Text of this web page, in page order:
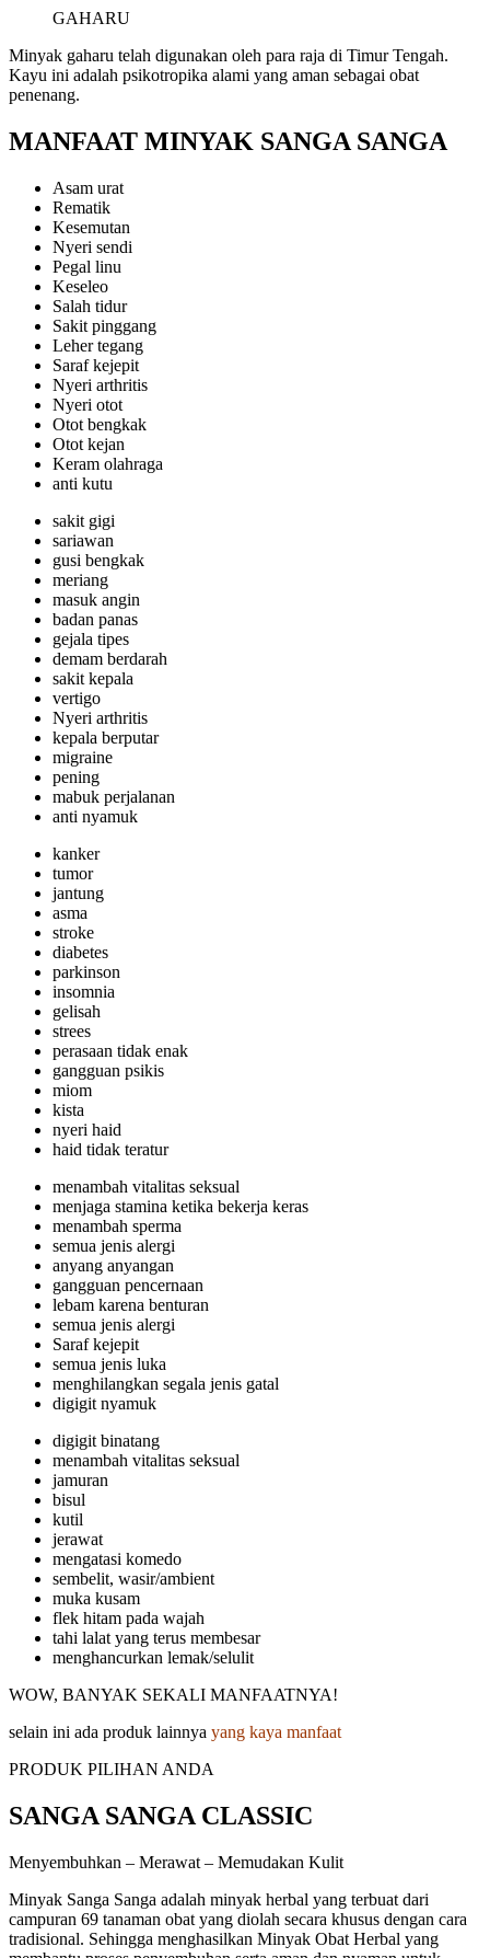
GAHARU
Minyak gaharu telah digunakan oleh para raja di Timur Tengah.
Kayu ini adalah psikotropika alami yang aman sebagai obat
penenang.
MANFAAT MINYAK SANGA SANGA
Asam urat
Rematik
Kesemutan
Nyeri sendi
Pegal linu
Keseleo
Salah tidur
Sakit pinggang
Leher tegang
Saraf kejepit
Nyeri arthritis
Nyeri otot
Otot bengkak
Otot kejan
Keram olahraga
anti kutu
sakit gigi
sariawan
gusi bengkak
meriang
masuk angin
badan panas
gejala tipes
demam berdarah
sakit kepala
vertigo
Nyeri arthritis
kepala berputar
migraine
pening
mabuk perjalanan
anti nyamuk
kanker
tumor
jantung
asma
stroke
diabetes
parkinson
insomnia
gelisah
strees
perasaan tidak enak
gangguan psikis
miom
kista
nyeri haid
haid tidak teratur
menambah vitalitas seksual
menjaga stamina ketika bekerja keras
menambah sperma
semua jenis alergi
anyang anyangan
gangguan pencernaan
lebam karena benturan
semua jenis alergi
Saraf kejepit
semua jenis luka
menghilangkan segala jenis gatal
digigit nyamuk
digigit binatang
menambah vitalitas seksual
jamuran
bisul
kutil
jerawat
mengatasi komedo
sembelit, wasir/ambient
muka kusam
flek hitam pada wajah
tahi lalat yang terus membesar
menghancurkan lemak/selulit
WOW, BANYAK SEKALI MANFAATNYA!
selain ini ada produk lainnya yang kaya manfaat
PRODUK PILIHAN ANDA
SANGA SANGA CLASSIC
Menyembuhkan – Merawat – Memudakan Kulit
Minyak Sanga Sanga adalah minyak herbal yang terbuat dari
campuran 69 tanaman obat yang diolah secara khusus dengan cara
tradisional. Sehingga menghasilkan Minyak Obat Herbal yang